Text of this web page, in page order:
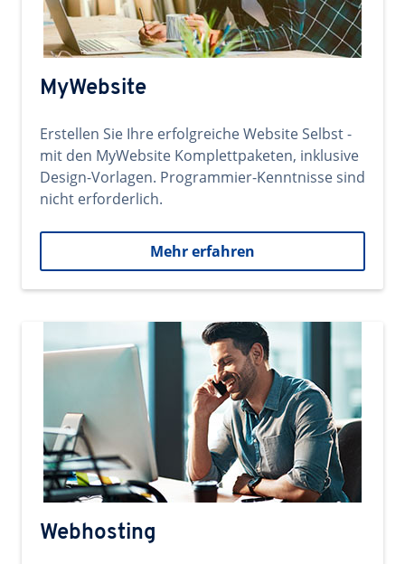
MyWebsite
Erstellen Sie Ihre erfolgreiche Website Selbst -
mit den MyWebsite Komplettpaketen, inklusive
Design-Vorlagen. Programmier-Kenntnisse sind
nicht erforderlich.
Mehr erfahren
Webhosting